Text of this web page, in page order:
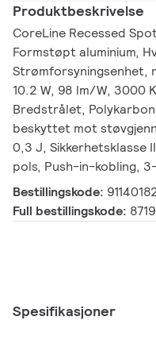
Produktbeskrivelse
CoreLine Recessed
Formstøpt aluminium,
Strømforsyningsenhet,
10.2 W, 98 lm/W, 3000
Bredstrålet,
beskyttet mot
0,3 J, Sikkerhetsklasse
pols, Push-in-kobling,
Bestillingskode:
Full bestillingskode:
Spesifikasjoner